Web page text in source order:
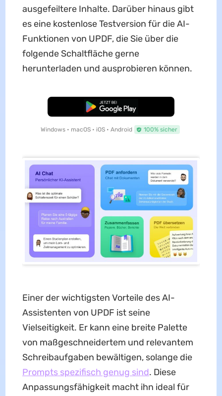
ausgefeiltere Inhalte. Darüber hinaus gibt
es eine kostenlose Testversion für die AI-
Funktionen von UPDF, die Sie über die
folgende Schaltfläche gerne
herunterladen und ausprobieren können.
Kostenloser Download
Windows • macOS • iOS • Android 100% sicher
Einer der wichtigsten Vorteile des AI-
Assistenten von UPDF ist seine
Vielseitigkeit. Er kann eine breite Palette
von maßgeschneidertem und relevantem
Schreibaufgaben bewältigen, solange die
Prompts spezifisch genug sind. Diese
Anpassungsfähigkeit macht ihn ideal für